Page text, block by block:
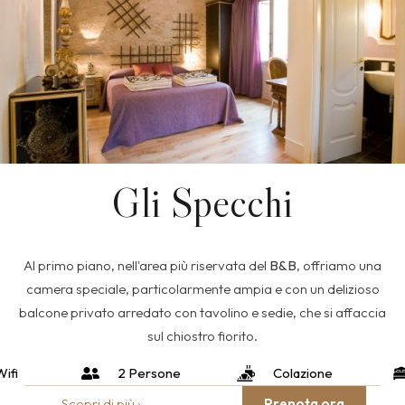
Gli Specchi
Al primo piano, nell'area più riservata del B&B, offriamo una
camera speciale, particolarmente ampia e con un delizioso
balcone privato arredato con tavolino e sedie, che si affaccia
sul chiostro fiorito.
2 Persone
Colazione